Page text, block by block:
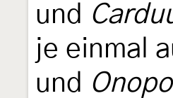
und
je einmal
und